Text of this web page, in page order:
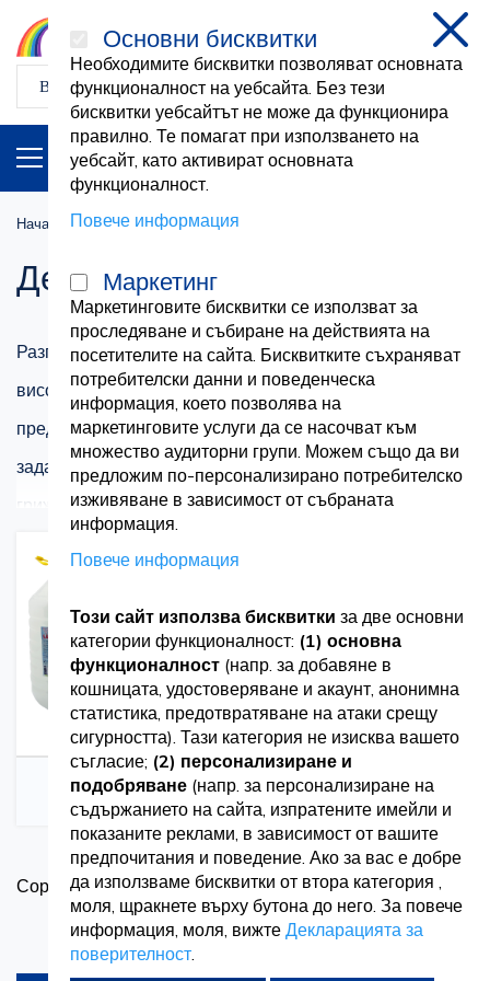
ПРОДУКТИ
Начална страница Почистване и домакинство
Детергенти
Разгледайте нашата обширна колекция от
висококачествени почистващи препарати във Vetro.ro,
предназначени да се справят ефективно с различни
задачи за почистване. От почистване на прозорци до
грижа за прането, нашата гама от перилни препарати
почистващо действие.
Открийте универсални решения за
перилни препарати
Разгледайте нашата богата селекция от перилни
препарати, включително:
Течен препарат Viora за прозорци: Специално
формулиран, за да остави прозорците без петна и
искрящо чисти, идеален за професионална и домашна
употреба.
Вижте повече
Течен сапун и
дозатори
Течен перилен
препарат
Сортирай по
Продукти на страница
Основни бисквитки
Необходимите бисквитки позволяват основната
функционалност на уебсайта. Без тези
бисквитки уебсайтът не може да функционира
правилно. Те помагат при използването на
уебсайт, като активират основната
функционалност.
Повече информация
Маркетинг
Маркетинговите бисквитки се използват за
проследяване и събиране на действията на
посетителите на сайта. Бисквитките съхраняват
потребителски данни и поведенческа
информация, което позволява на
маркетинговите услуги да се насочват към
множество аудиторни групи. Можем също да ви
предложим по-персонализирано потребителско
изживяване в зависимост от събраната
информация.
Повече информация
Този сайт използва бисквитки за две основни
категории функционалност: (1) основна
функционалност (напр. за добавяне в
кошницата, удостоверяване и акаунт, анонимна
статистика, предотвратяване на атаки срещу
сигурността). Тази категория не изисква вашето
съгласие; (2) персонализиране и
подобряване (напр. за персонализиране на
съдържанието на сайта, изпратените имейли и
показаните реклами, в зависимост от вашите
предпочитания и поведение. Ако за вас е добре
да използваме бисквитки от втора категория ,
моля, щракнете върху бутона до него. За повече
информация, моля, вижте Декларацията за
поверителност.